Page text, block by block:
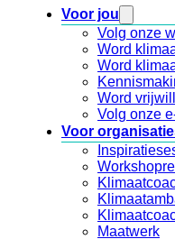
Voor jou
Volg onze
Word
Word
Word
Volg onze
Voor
Maatwerk